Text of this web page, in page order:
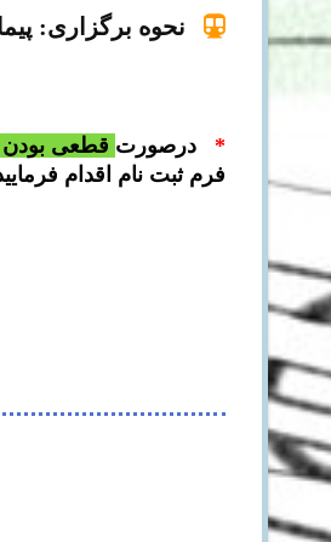
نحوه برگزاری:
* درصورت قطعی بودن
فرم ثبت نام اقدام